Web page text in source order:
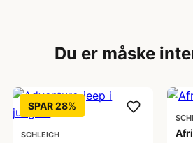
Du er måske
SPAR 28%
SCHLEICH